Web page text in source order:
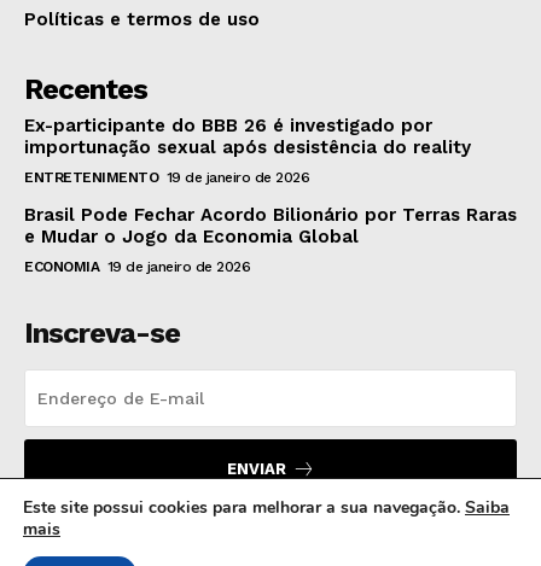
Políticas e termos de uso
Recentes
Ex-participante do BBB 26 é investigado por
importunação sexual após desistência do reality
ENTRETENIMENTO 19 de janeiro de 2026
Brasil Pode Fechar Acordo Bilionário por Terras Raras
e Mudar o Jogo da Economia Global
ECONOMIA 19 de janeiro de 2026
Inscreva-se
ENVIAR
Este site possui cookies para melhorar a sua navegação. Saiba
mais